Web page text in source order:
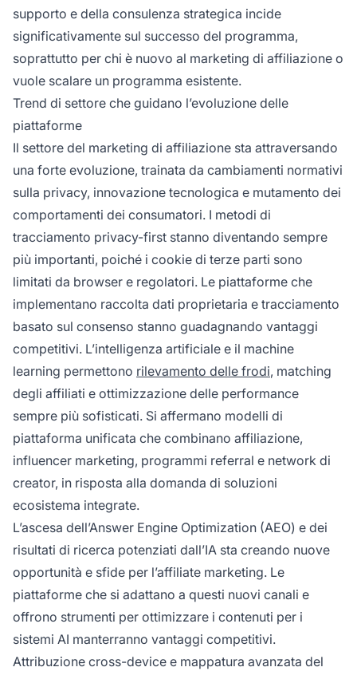
supporto e della consulenza strategica incide
significativamente sul successo del programma,
soprattutto per chi è nuovo al marketing di affiliazione o
vuole scalare un programma esistente.
Trend di settore che guidano l’evoluzione delle
piattaforme
Il settore del marketing di affiliazione sta attraversando
una forte evoluzione, trainata da cambiamenti normativi
sulla privacy, innovazione tecnologica e mutamento dei
comportamenti dei consumatori. I metodi di
tracciamento privacy-first stanno diventando sempre
più importanti, poiché i cookie di terze parti sono
limitati da browser e regolatori. Le piattaforme che
implementano raccolta dati proprietaria e tracciamento
basato sul consenso stanno guadagnando vantaggi
competitivi. L’intelligenza artificiale e il machine
learning permettono rilevamento delle frodi, matching
degli affiliati e ottimizzazione delle performance
sempre più sofisticati. Si affermano modelli di
piattaforma unificata che combinano affiliazione,
influencer marketing, programmi referral e network di
creator, in risposta alla domanda di soluzioni
ecosistema integrate.
L’ascesa dell’Answer Engine Optimization (AEO) e dei
risultati di ricerca potenziati dall’IA sta creando nuove
opportunità e sfide per l’affiliate marketing. Le
piattaforme che si adattano a questi nuovi canali e
offrono strumenti per ottimizzare i contenuti per i
sistemi AI manterranno vantaggi competitivi.
Attribuzione cross-device e mappatura avanzata del